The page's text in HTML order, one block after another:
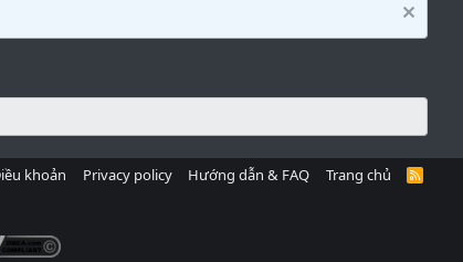
khoản Privacy policy Hướng dẫn & FAQ Trang chủ
R
S